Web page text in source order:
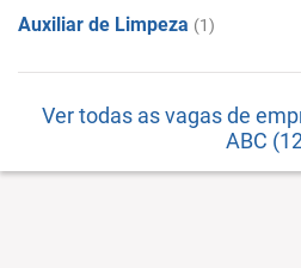
Auxiliar de Limpeza (1)
Ver todas as vagas de
ABC